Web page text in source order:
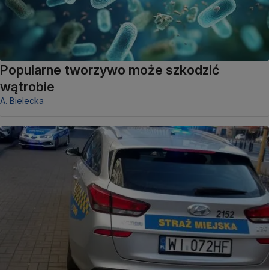
Popularne tworzywo może szkodzić
wątrobie
A. Bielecka